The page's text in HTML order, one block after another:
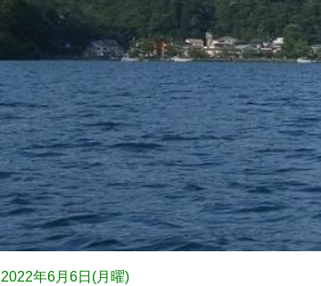
2022年6月6日(月 曜)